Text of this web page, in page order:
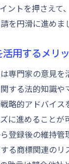
ントを押さえて
を円滑に進めま
用するメリ
専門家の意見を
する法的知識や
略的アドバイス
に進めることが
登録後の維持管
る商標関連のリ